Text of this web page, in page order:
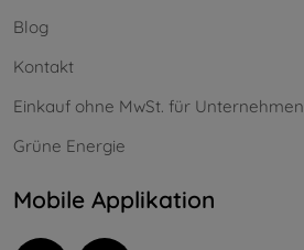
Blog
Kontakt
Einkauf ohne MwSt. für Unternehmen
Grüne Energie
Mobile Applikation